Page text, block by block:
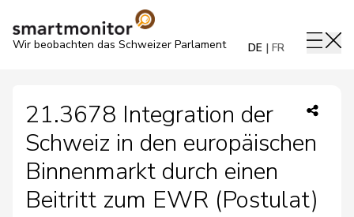
Wir beobachten das Schweizer Parlament DE FR
21.3678 Integration der
Schweiz in den europäischen
Binnenmarkt durch einen
Beitritt zum EWR (Postulat)